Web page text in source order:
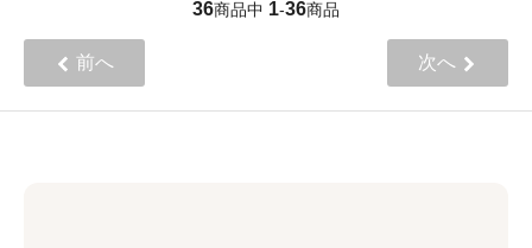
36商品中 1-36商品
前へ 次へ